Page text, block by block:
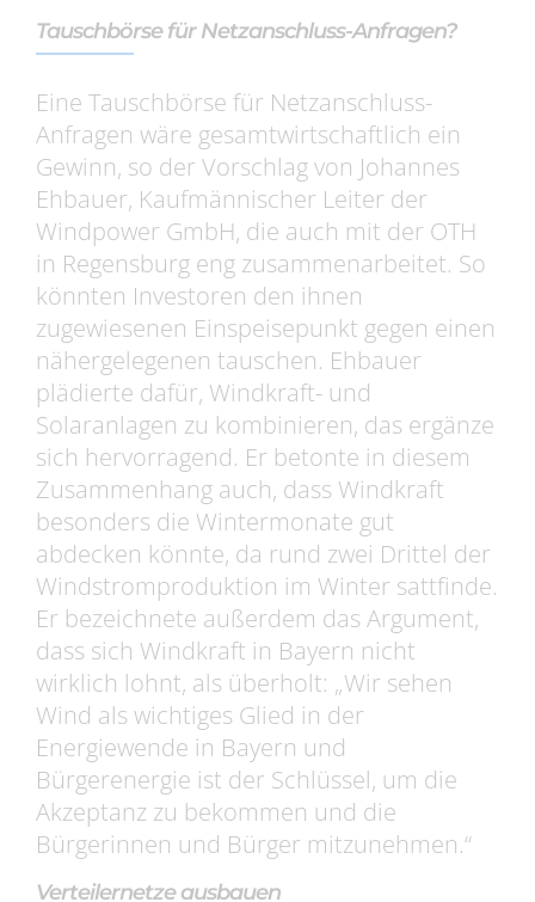
Tauschbörse für Netzanschluss-Anfragen?
Eine Tauschbörse für Netzanschluss-
Anfragen wäre gesamtwirtschaftlich ein
Gewinn, so der Vorschlag von Johannes
Ehbauer, Kaufmännischer Leiter der
Windpower GmbH, die auch mit der OTH
in Regensburg eng zusammenarbeitet. So
könnten Investoren den ihnen
zugewiesenen Einspeisepunkt gegen einen
nähergelegenen tauschen. Ehbauer
plädierte dafür, Windkraft- und
Solaranlagen zu kombinieren, das ergänze
sich hervorragend. Er betonte in diesem
Zusammenhang auch, dass Windkraft
besonders die Wintermonate gut
abdecken könnte, da rund zwei Drittel der
Windstromproduktion im Winter sattfinde.
Er bezeichnete außerdem das Argument,
dass sich Windkraft in Bayern nicht
wirklich lohnt, als überholt: „Wir sehen
Wind als wichtiges Glied in der
Energiewende in Bayern und
Bürgerenergie ist der Schlüssel, um die
Akzeptanz zu bekommen und die
Bürgerinnen und Bürger mitzunehmen.“
Verteilernetze ausbauen